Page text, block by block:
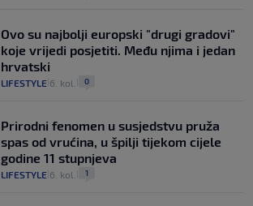
Ovo su najbolji europski "drugi gradovi"
koje vrijedi posjetiti. Među njima i jedan
hrvatski
LIFESTYLE 6. kol. 0
Prirodni fenomen u susjedstvu pruža
spas od vrućina, u špilji tijekom cijele
godine 11 stupnjeva
LIFESTYLE 6. kol. 1